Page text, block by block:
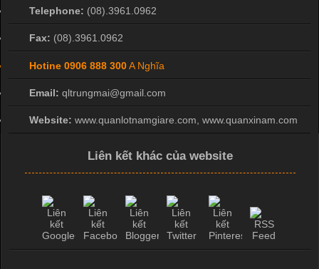
Telephone: (08).3961.0962
Fax: (08).3961.0962
Hotine 0906 888 300A Nghĩa
Email: qltrungmai@gmail.com
Website: www.quanlotnamgiare.com, www.quanxinam.com
Liên kết khác của website